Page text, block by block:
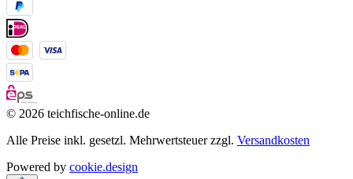
© 2026 teichfische-online.de
Alle Preise inkl. gesetzl. Mehrwertsteuer zzgl. Versandkosten
Powered by cookie.design